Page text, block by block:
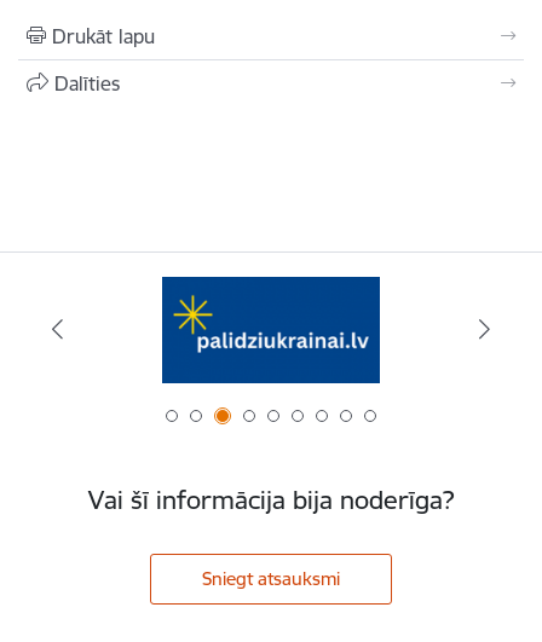
Drukāt lapu
Dalīties
Vai šī informācija bija noderīga?
Sniegt atsauksmi